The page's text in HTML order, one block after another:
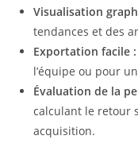
Visualisation
tendances et des
Exportation facile :
l’équipe ou pour
Évaluation de la
calculant le retour
acquisition.